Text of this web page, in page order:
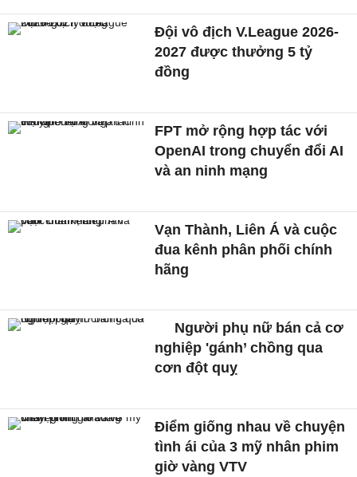
Đội vô địch V.League 2026-
2027 được thưởng 5 tỷ
đồng
FPT mở rộng hợp tác với
OpenAI trong chuyển đổi AI
và an ninh mạng
Vạn Thành, Liên Á và cuộc
đua kênh phân phối chính
hãng
Người phụ nữ bán cả cơ
nghiệp 'gánh’ chồng qua
cơn đột quỵ
Điểm giống nhau về chuyện
tình ái của 3 mỹ nhân phim
giờ vàng VTV